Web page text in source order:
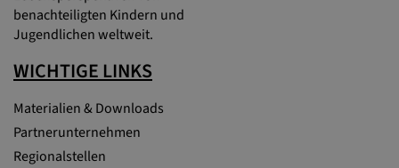
benachteiligten Kindern und
Jugendlichen weltweit.
WICHTIGE LINKS
Materialien & Downloads
Partnerunternehmen
Regionalstellen